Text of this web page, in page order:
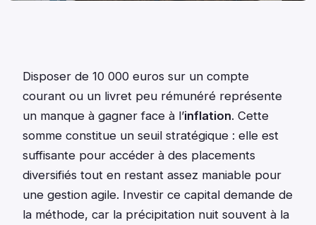
Disposer de 10 000 euros sur un compte
courant ou un livret peu rémunéré représente
un manque à gagner face à l’inflation. Cette
somme constitue un seuil stratégique : elle est
suffisante pour accéder à des placements
diversifiés tout en restant assez maniable pour
une gestion agile. Investir ce capital demande de
la méthode, car la précipitation nuit souvent à la